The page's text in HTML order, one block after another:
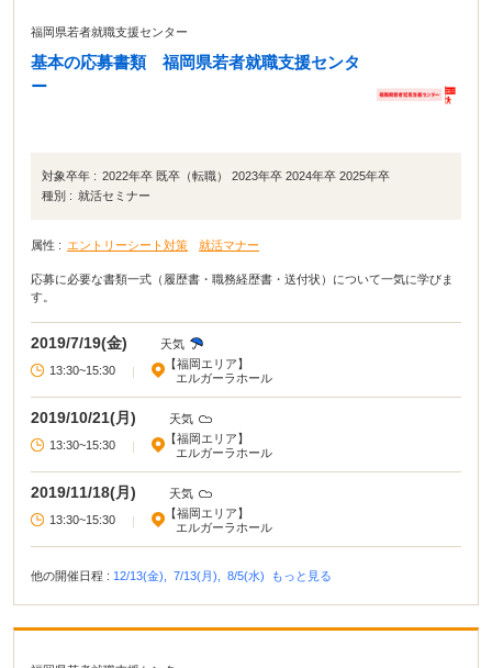
福岡県若者就職支援センター
基本の応募書類 福岡県若者就職支援センタ
ー
対象卒年 : 2022年卒 既卒（転職） 2023年卒 2024年卒 2025年卒
種別 : 就活セミナー
属性 : エントリーシート対策 就活マナー
応募に必要な書類一式（履歴書・職務経歴書・送付状）について一気に学びま
す。
2019/7/19(金)
天気
13:30~15:30
|
【福岡エリア】
エルガーラホール
2019/10/21(月)
天気
13:30~15:30
|
【福岡エリア】
エルガーラホール
2019/11/18(月)
天気
13:30~15:30
|
【福岡エリア】
エルガーラホール
他の開催日程 : 12/13(金), 7/13(月), 8/5(水) もっと見る